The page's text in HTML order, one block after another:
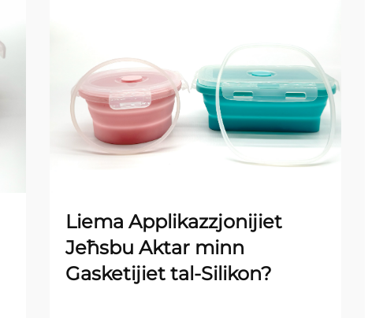
Liema Applikazzjonijiet
Jeħsbu Aktar minn
Gasketijiet tal-Silikon?